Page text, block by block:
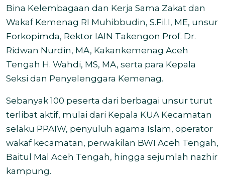
Bina Kelembagaan dan Kerja Sama Zakat dan
Wakaf Kemenag RI Muhibbudin, S.Fil.I, ME, unsur
Forkopimda, Rektor IAIN Takengon Prof. Dr.
Ridwan Nurdin, MA, Kakankemenag Aceh
Tengah H. Wahdi, MS, MA, serta para Kepala
Seksi dan Penyelenggara Kemenag.
Sebanyak 100 peserta dari berbagai unsur turut
terlibat aktif, mulai dari Kepala KUA Kecamatan
selaku PPAIW, penyuluh agama Islam, operator
wakaf kecamatan, perwakilan BWI Aceh Tengah,
Baitul Mal Aceh Tengah, hingga sejumlah nazhir
kampung.